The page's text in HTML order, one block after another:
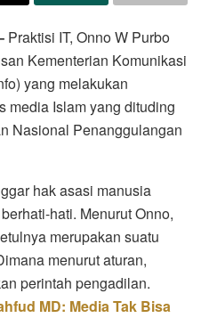
Praktisi IT, Onno W Purbo
Kementerian Komunikasi
yang melakukan
media Islam yang dituding
Nasional Penanggulangan
hak asasi manusia
hati. Menurut Onno,
merupakan suatu
menurut aturan,
perintah pengadilan.
MD: Media Tak Bisa